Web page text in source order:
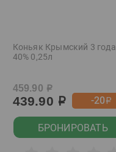
Коньяк Крымский 3 года
40% 0,25л
459.90 р
439.90 р -20р
БРОНИРОВАТЬ